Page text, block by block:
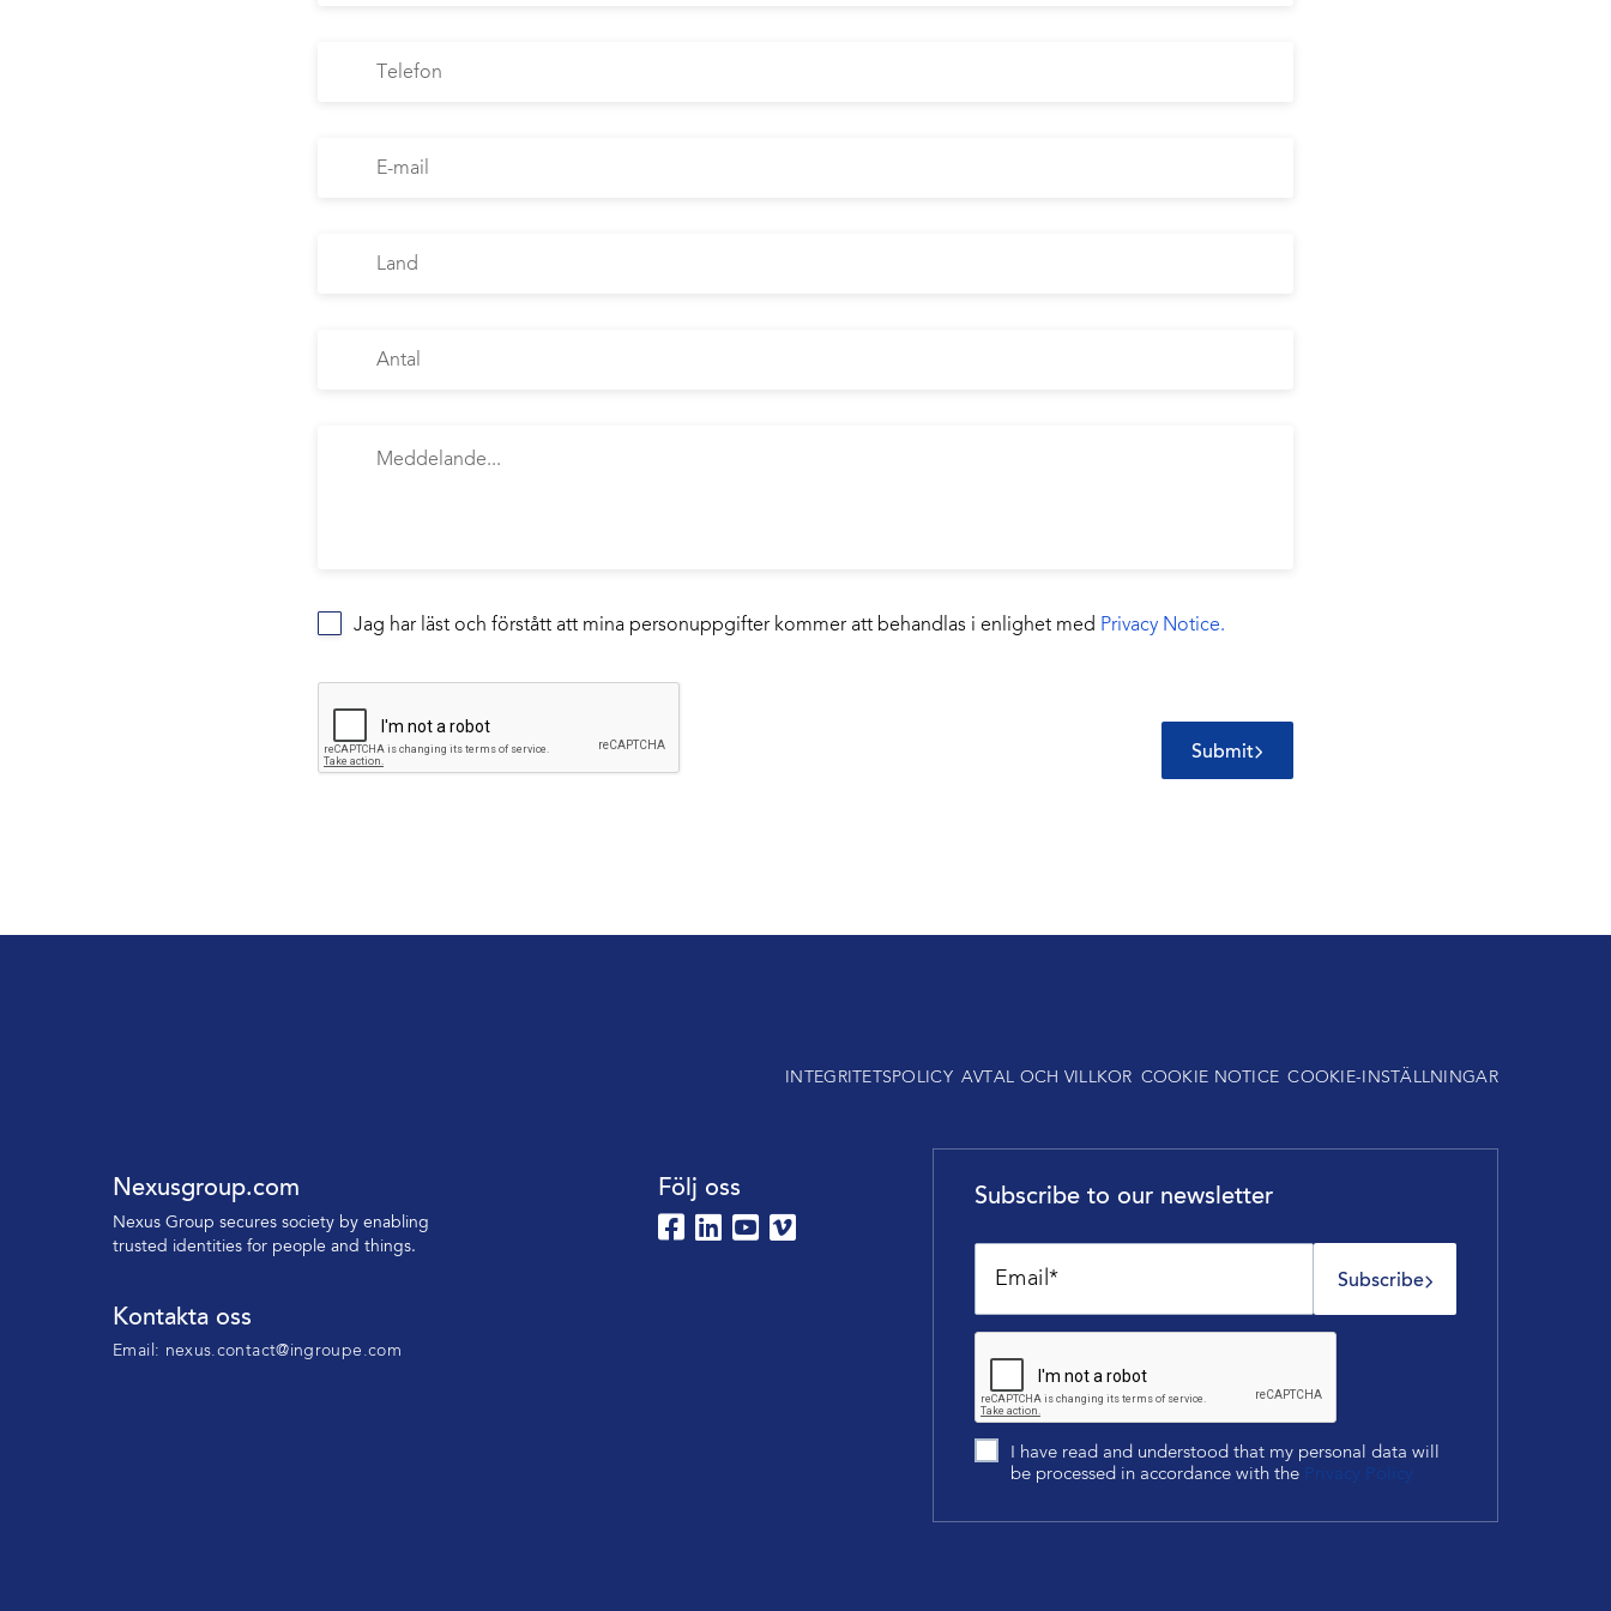
Jag har läst och förstått att mina personuppgifter kommer att behandlas i enlighet med Privacy Notice.
Submit
INTEGRITETSPOLICY AVTAL OCH VILLKOR COOKIE NOTICE COOKIE-INSTÄLLNINGAR
Nexusgroup.com
Nexus Group secures society by enabling
trusted identitiesfor people and things.
Kontakta oss
Email: nexus.contact@ingroupe.com
Följ oss Subscribe to our newsletter
I have read and understood that my personal data will
be processed in accordance with the Privacy Policy
Subscribe